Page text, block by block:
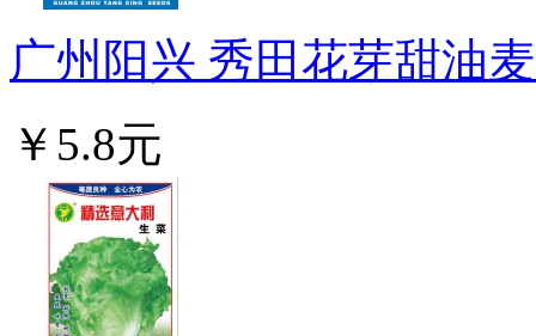
广州阳兴 秀田花芽甜油
￥5.8元